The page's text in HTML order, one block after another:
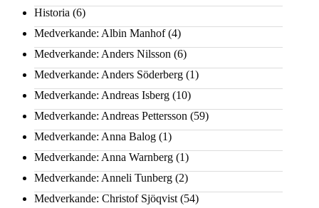
Historia (6)
Medverkande: Albin Manhof(4)
Medverkande: Anders Nilsson (6)
Medverkande: Anders Söderberg (1)
Medverkande: Andreas Isberg (10)
Medverkande: Andreas Pettersson (59)
Medverkande: Anna Balog (1)
Medverkande: Anna Warnberg (1)
Medverkande: Anneli Tunberg (2)
Medverkande: Christof Sjöqvist (54)